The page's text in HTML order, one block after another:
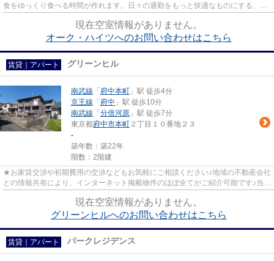
食をゆっくり食べる時間が作れます。日々の通勤をもっと快適なものにする、2
現在空室情報がありません。
オーク・ハイツへのお問い合わせはこちら
賃貸｜アパート グリーンヒル
南武線 「 府中本町 」駅 徒歩4分
京王線 「 府中 」駅 徒歩10分
南武線 「 分倍河原 」駅 徒歩7分
東京都府中市本町 ２丁目１０番地２３
-
築年数：築22年
階数：2階建
★お家賃交渉や初期費用の交渉などもお気軽にご相談ください♪地域の不動産会社
との情報共有により、インターネット掲載物件のほぼ全てがご紹介可能です♪当店
現在空室情報がありません。
グリーンヒルへのお問い合わせはこちら
賃貸｜アパート パークレジデンス